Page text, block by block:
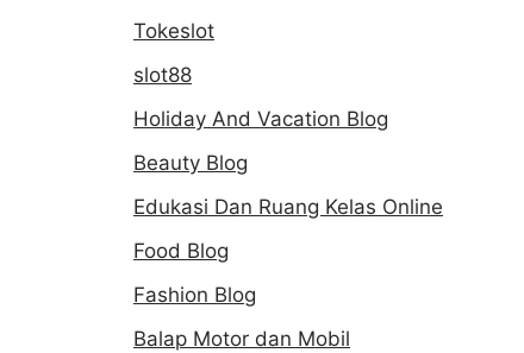
Tokeslot
slot88
Holiday And Vacation Blog
Beauty Blog
Edukasi Dan Ruang Kelas Online
Food Blog
Fashion Blog
Balap Motor dan Mobil